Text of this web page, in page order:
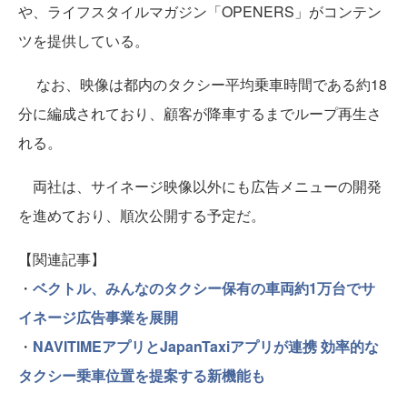
や、ライフスタイルマガジン「OPENERS」がコンテン
ツを提供している。
なお、映像は都内のタクシー平均乗車時間である約18
分に編成されており、顧客が降車するまでループ再生さ
れる。
両社は、サイネージ映像以外にも広告メニューの開発
を進めており、順次公開する予定だ。
【関連記事】
・ ベクトル、みんなのタクシー保有の車両約1万台でサ
イネージ広告事業を展開
・ NAVITIMEアプリとJapanTaxiアプリが連携 効率的な
タクシー乗車位置を提案する新機能も